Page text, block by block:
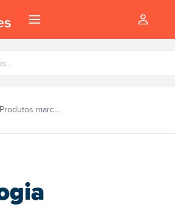
Produtos marcados como “Sociologia”